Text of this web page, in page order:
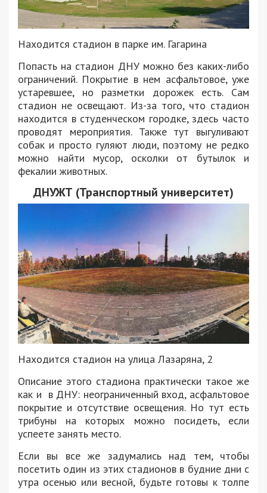
Находится стадион в парке им. Гагарина
Попасть на стадион ДНУ можно без каких-либо
ограничений. Покрытие в нем асфальтовое, уже
устаревшее, но разметки дорожек есть. Сам
стадион не освещают. Из-за того, что стадион
находится в студенческом городке, здесь часто
проводят мероприятия. Также тут выгуливают
собак и просто гуляют люди, поэтому не редко
можно найти мусор, осколки от бутылок и
фекалии животных.
ДНУЖТ (Транспортный университет)
Находится стадион на улица Лазаряна, 2
Описание этого стадиона практически такое же
как и в ДНУ: неограниченный вход, асфальтовое
покрытие и отсутствие освещения. Но тут есть
трибуны на которых можно посидеть, если
успеете занять место.
Если вы все же задумались над тем, чтобы
посетить один из этих стадионов в будние дни с
утра осенью или весной, будьте готовы к толпе